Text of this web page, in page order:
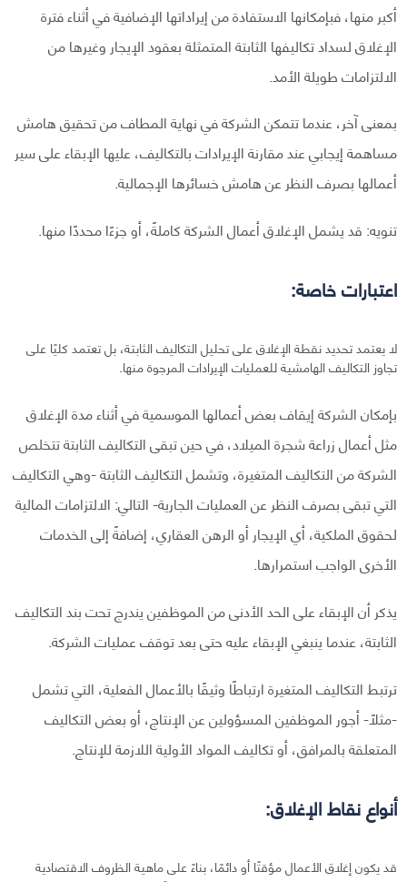
أكبر منها، فبإمكانها الاستفادة من إيراداتها الإضافية في أثناء فترة
الإغلاق لسداد تكاليفها الثابتة المتمثلة بعقود الإيجار وغيرها من
الالتزامات طويلة الأمد.
بمعنى آخر، عندما تتمكن الشركة في نهاية المطاف من تحقيق هامش
مساهمة إيجابي عند مقارنة الإيرادات بالتكاليف، عليها الإبقاء على سير
أعمالها بصرف النظر عن هامش خسائرها الإجمالية.
تنويه: قد يشمل الإغلاق أعمال الشركة كاملةً، أو جزءًا محددًا منها.
اعتبارات خاصة:
لا يعتمد تحديد نقطة الإغلاق على تحليل التكاليف الثابتة، بل تعتمد كليًا على
تجاوز التكاليف الهامشية للعمليات الإيرادات المرجوة منها.
بإمكان الشركة إيقاف بعض أعمالها الموسمية في أثناء مدة الإغلاق
مثل أعمال زراعة شجرة الميلاد، في حين تبقى التكاليف الثابتة تتخلص
الشركة من التكاليف المتغيرة، وتشمل التكاليف الثابتة -وهي التكاليف
التي تبقى بصرف النظر عن العمليات الجارية- التالي: الالتزامات المالية
لحقوق الملكية، أي الإيجار أو الرهن العقاري، إضافةً إلى الخدمات
الأخرى الواجب استمرارها.
يذكر أن الإبقاء على الحد الأدنى من الموظفين يندرج تحت بند التكاليف
الثابتة، عندما ينبغي الإبقاء عليه حتى بعد توقف عمليات الشركة.
ترتبط التكاليف المتغيرة ارتباطًا وثيقًا بالأعمال الفعلية، التي تشمل
-مثلًا- أجور الموظفين المسؤولين عن الإنتاج، أو بعض التكاليف
المتعلقة بالمرافق، أو تكاليف المواد الأولية اللازمة للإنتاج.
أنواع نقاط الإغلاق:
قد يكون إغلاق الأعمال مؤقتًا أو دائمًا، بناءً على ماهية الظروف الاقتصادية